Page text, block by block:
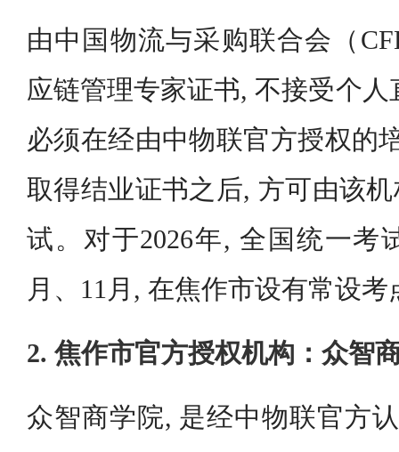
由中国物流与采购联合会（
应链管理专家证书, 不接受个
必须在经由中物联官方授权的
取得结业证书之后, 方可由该
试。对于2026年, 全国统一考
月、11月, 在焦作市设有常设考
2. 焦作市官方授权机构：众智
众智商学院, 是经中物联官方